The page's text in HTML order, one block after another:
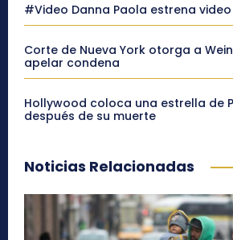
#Video Danna Paola estrena video
Corte de Nueva York otorga a
apelar condena
Hollywood coloca una estrella de
después de su muerte
Noticias Relacionadas